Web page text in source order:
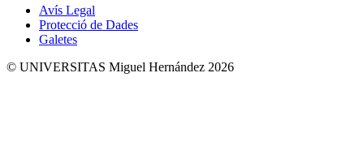
Avís Legal
Protecció de Dades
Galetes
© UNIVERSITAS Miguel Hernández 2026